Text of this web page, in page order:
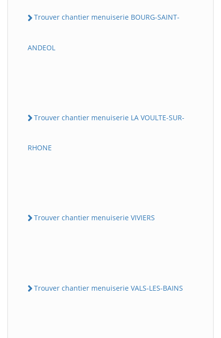
Trouver chantier menuiserie BOURG-SAINT-
ANDEOL
Trouver chantier menuiserie LA VOULTE-SUR-
RHONE
Trouver chantier menuiserie VIVIERS
Trouver chantier menuiserie VALS-LES-BAINS